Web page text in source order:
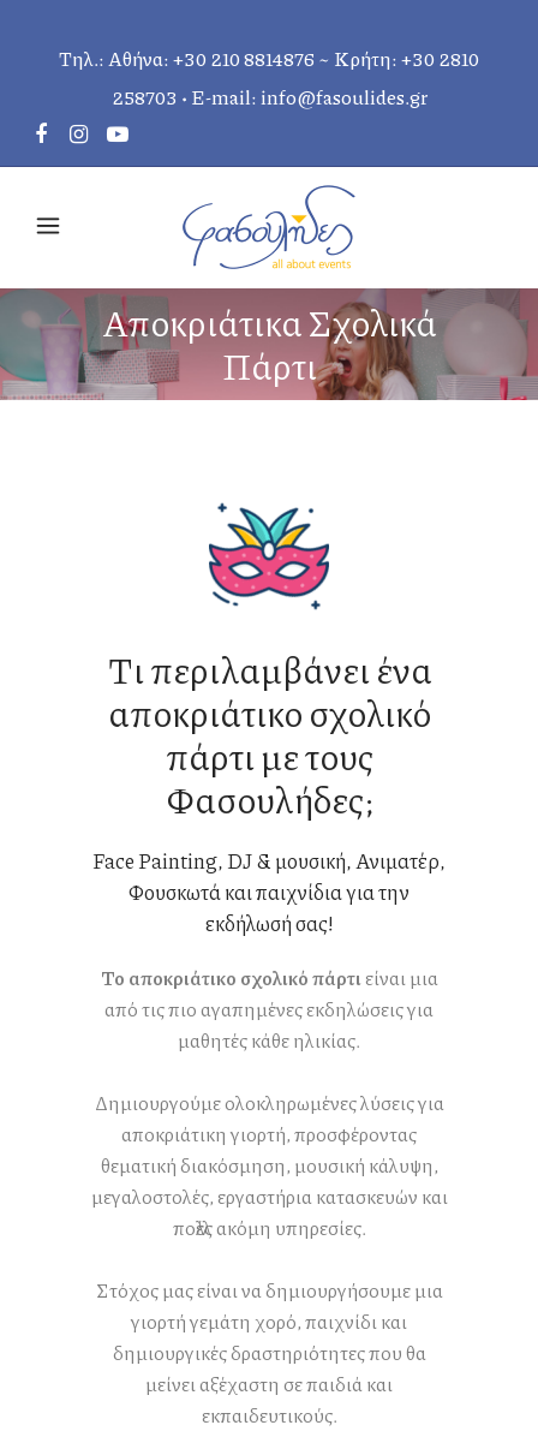
Τηλ.: Αθήνα:+30 210 8814876 ~ Κρήτη:+30 2810
258703 • E-mail:info@fasoulides.gr
Αποκριάτικα Σχολικά
Πάρτι
Τι περιλαμβάνει ένα
αποκριάτικο σχολικό
πάρτι με τους
Φασουλήδες;
Face Painting, DJ & μουσική,Ανιματέρ,
Φουσκωτάκαιπαιχνίδιαγια την
εκδήλωσή σας!
Το αποκριάτικο σχολικό πάρτιείναι μια
από τις πιο αγαπημένες εκδηλώσεις για
μαθητές κάθε ηλικίας.
Δημιουργούμε ολοκληρωμένες λύσεις για
αποκριάτικη γιορτή, προσφέροντας
θεματική διακόσμηση, μουσική κάλυψη,
μεγαλοστολές, εργαστήρια κατασκευών και
πολλές ακόμη υπηρεσίες.
Στόχος μας είναι να δημιουργήσουμε μια
γιορτή γεμάτη χορό, παιχνίδι και
δημιουργικές δραστηριότητες που θα
μείνει αξέχαστη σε παιδιά και
εκπαιδευτικούς.